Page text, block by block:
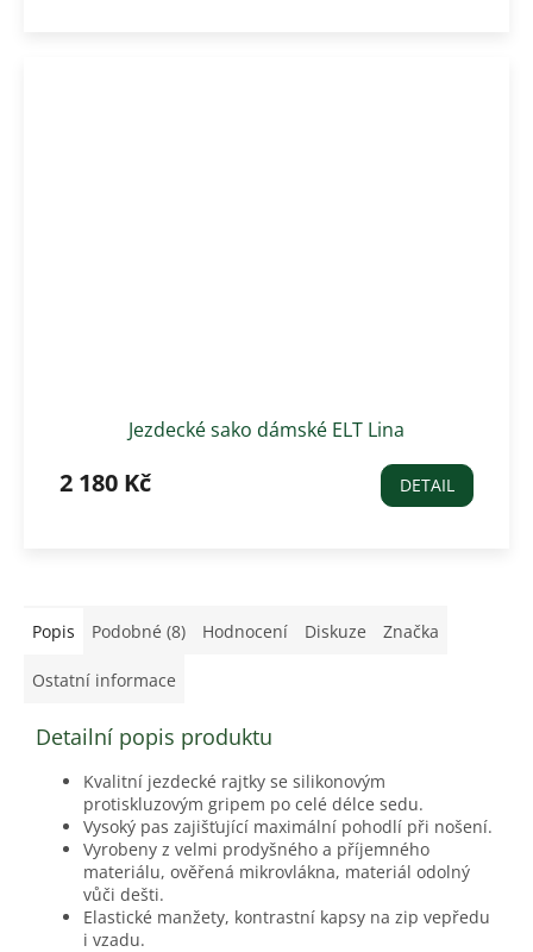
Jezdecké sako dámské ELT Lina
2 180 Kč DETAIL
Popis Podobné (8) Hodnocení Diskuze Značka
Ostatní informace
Detailní popis produktu
Kvalitní jezdecké rajtky se silikonovým
protiskluzovým gripem po celé délce sedu.
Vysoký pas zajišťující maximální pohodlí při nošení.
Vyrobeny z velmi prodyšného a příjemného
materiálu, ověřená mikrovlákna, materiál odolný
vůči dešti.
Elastické manžety, kontrastní kapsy na zip vepředu
i vzadu.